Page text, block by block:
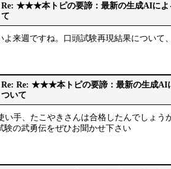
Re: ★★★本トピの要諦：最新の生成AIによ
て
よ来週ですね。口頭試験再現結果につい
Re: Re: ★★★本トピの要諦：最新の生成AI
ついて
い手、たこやきさんは合格したんでしょう
験の武勇伝をぜひお聞かせ下さい